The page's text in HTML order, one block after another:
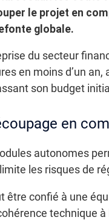
le projet en
globale.
du secteur
en moins d’un
son budget
en
autonomes
les risques de
être confié à une
technique à